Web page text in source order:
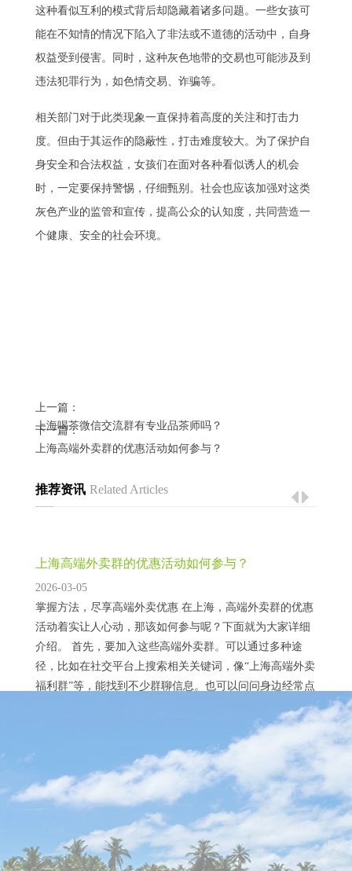
这种看似互利的模式背后却隐藏着诸多问题。一些女孩可
能在不知情的情况下陷入了非法或不道德的活动中，自身
权益受到侵害。同时，这种灰色地带的交易也可能涉及到
违法犯罪行为，如色情交易、诈骗等。
相关部门对于此类现象一直保持着高度的关注和打击力
度。但由于其运作的隐蔽性，打击难度较大。为了保护自
身安全和合法权益，女孩们在面对各种看似诱人的机会
时，一定要保持警惕，仔细甄别。社会也应该加强对这类
灰色产业的监管和宣传，提高公众的认知度，共同营造一
个健康、安全的社会环境。
上一篇：
上海喝茶微信交流群有专业品茶师吗？
下一篇：
上海高端外卖群的优惠活动如何参与？
推荐资讯 Related Articles
上海高端外卖群的优惠活动如何参与？
2026-03-05
掌握方法，尽享高端外卖优惠 在上海，高端外卖群的优惠
活动着实让人心动，那该如何参与呢？下面就为大家详细
介绍。 首先，要加入这些高端外卖群。可以通过多种途
径，比如在社交平台上搜索相关关键词，像“上海高端外卖
福利群”等，能找到不少群聊信息。也可以问问身边经常点
高端外卖的朋友，让他们拉你入群。我有个朋友，就是通
过在本地生活论坛上看到有人分享的群号，成功加入了一
个高端外卖群。 入群之后，要时刻关注群内动态...
上海大圈ww经纪人：牵线神秘女孩的背后
揭开牵线神秘女孩背后的隐秘面纱 在上海的繁华都市背
后，存在着一个鲜为人知的群体——大圈WW经纪人。他
们如同隐藏在暗处的纽带，牵线搭桥，将神秘女孩带入特
定的圈子。这些神秘女孩的身份往往扑朔迷离，有的可能
怀揣着明星梦，希望通过特殊渠道进入演艺圈；有的或许